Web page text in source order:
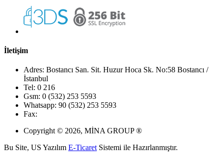
İletişim
Adres: Bostancı San. Sit. Huzur Hoca Sk. No:58 Bostancı /
İstanbul
Tel: 0 216
Gsm: 0 (532) 253 5593
Whatsapp: 90 (532) 253 5593
Fax:
Copyright © 2026, MİNA GROUP ®
Bu Site, US Yazılım E-Ticaret Sistemi ile Hazırlanmıştır.